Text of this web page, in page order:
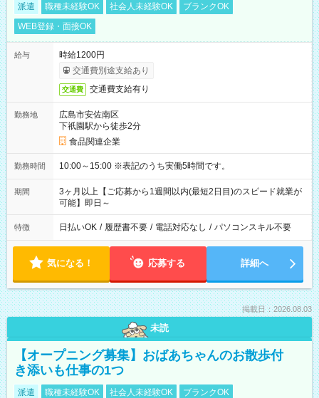
派遣 職種未経験OK 社会人未経験OK
ブランクOK
WEB登録・面接OK
給与
時給1200円
交通費別途支給あり
交通費 交通費支給有り
勤務地
広島市安佐南区
下祇園駅から徒歩2分
食品関連企業
勤務時間 10:00～15:00 ※表記のうち実働5時間です。
期間
3ヶ月以上【ご応募から1週間以内(最短2日目)のスピード就業が
可能】即日～
特徴 日払いOK / 履歴書不要 / 電話対応なし / パソコンスキル不要
気になる！ 応募する 詳細へ
掲載日：2026.08.03
未読
【オープニング募集】おばあちゃんのお散歩付
き添いも仕事の1つ
派遣 職種未経験OK 社会人未経験OK
ブランクOK